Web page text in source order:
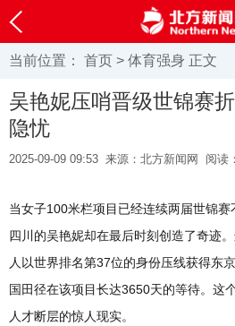
当前位置： 首页 > 体育强身 正文
吴艳妮压哨晋级世锦赛
隐忧
2025-09-09 09:53 来源：北方新闻网 阅读
当女子100米栏项目已经连续两届世锦
四川的吴艳妮却在最后时刻创造了奇迹
人以世界排名第37位的身份压线获得东
国田径在该项目长达3650天的等待。这
人才断层的惊人现实。